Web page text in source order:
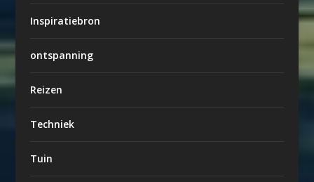
Inspiratiebron
ontspanning
Reizen
Techniek
Tuin